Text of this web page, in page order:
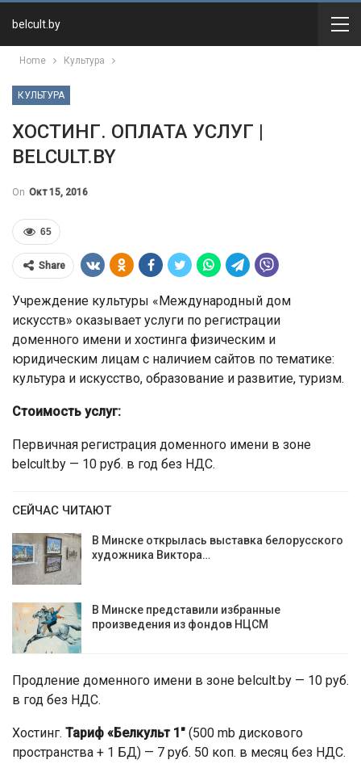
belcult.by
Home Культура
КУЛЬТУРА
ХОСТИНГ. ОПЛАТА УСЛУГ |
BELCULT.BY
On Окт 15, 2016
65
Share
Учреждение культуры «Международный дом
искусств» оказывает услуги по регистрации
доменного имени и хостинга физическим и
юридическим лицам с наличием сайтов по тематике:
культура и искусство, образование и развитие, туризм.
Стоимость услуг:
Первичная регистрация доменного имени в зоне
belcult.by — 10 руб. в год без НДС.
СЕЙЧАС ЧИТАЮТ
В Минске открылась выставка белорусского
художника Виктора…
В Минске представили избранные
произведения из фондов НЦСМ
Продление доменного имени в зоне belcult.by — 10 руб.
в год без НДС.
Хостинг. Тариф «Белкульт 1″ (500 mb дискового
пространства + 1 БД) — 7 руб. 50 коп. в месяц без НДС.